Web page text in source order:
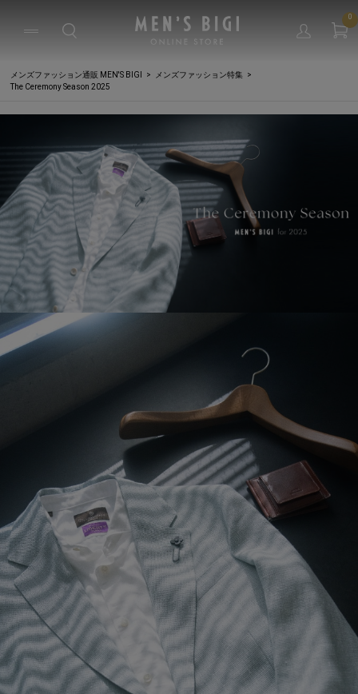
0
メンズファッション通販 MEN'S BIGI
メンズファッション特集
The Ceremony Season 2025